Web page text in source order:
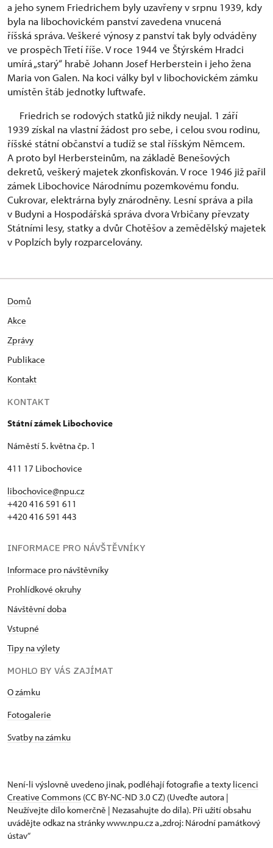
a jeho synem Friedrichem byly uzavřeny v srpnu 1939, kdy
byla na libochovickém panství zavedena vnucená
říšská správa. Veškeré výnosy z panství tak byly odváděny
ve prospěch Třetí říše. V roce 1944 ve Štýrském Hradci
umírá „starý“ hrabě Johann Josef Herberstein i jeho žena
Maria von Galen. Na koci války byl v libochovickém zámku
umístěn štáb jednotky luftwafe.
Friedrich se rodových statků již nikdy neujal. 1 září
1939 získal na vlastní žádost pro sebe, i celou svou rodinu,
říšské státní občanství a tudíž se stal říšským Němcem.
A proto byl Herbersteinům, na základě Benešových
dekretů, veškerý majetek zkonfiskován. V roce 1946 již pařil
zámek Libochovice Národnímu pozemkovému fondu.
Cukrovar, elektrárna byly znárodněny. Lesní správa a pila
v Budyni a Hospodářská správa dvora Vrbičany převzaty
Státními lesy, statky a dvůr Chotěšov a zemědělský majetek
v Poplzích byly rozparcelovány.
Domů
Akce
Zprávy
Publikace
Kontakt
KONTAKT
Státní zámek Libochovice
Náměstí 5. května čp. 1
411 17 Libochovice
libochovice@npu.cz
+420 416 591 611
+420 416 591 443
INFORMACE PRO NÁVŠTĚVNÍKY
Informace pro návštěvníky
Prohlídkové okruhy
Návštěvní doba
Vstupné
Tipy na výlety
MOHLO BY VÁS ZAJÍMAT
O zámku
Fotogalerie
Svatby na zámku
Není-li výslovně uvedeno jinak, podléhají fotografie a texty licenci
Creative Commons (CC BY-NC-ND 3.0 CZ) (Uveďte autora |
Neužívejte dílo komerčně | Nezasahujte do díla). Při užití obsahu
uvádějte odkaz na stránky www.npu.cz a „zdroj: Národní památkový
ústav“